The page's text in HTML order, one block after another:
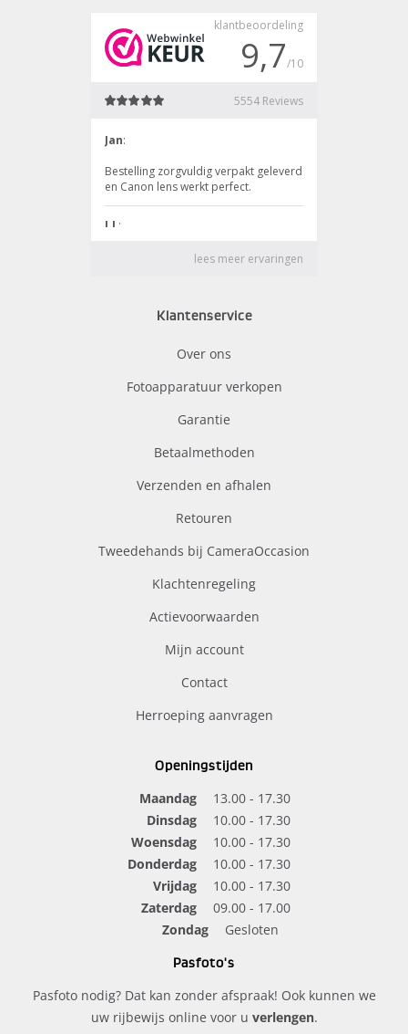
Klantenservice
Over ons
Fotoapparatuur verkopen
Garantie
Betaalmethoden
Verzenden en afhalen
Retouren
Tweedehands bij CameraOccasion
Klachtenregeling
Actievoorwaarden
Mijn account
Contact
Herroeping aanvragen
Openingstijden
Maandag
13.00 - 17.30
Dinsdag
10.00 - 17.30
Woensdag
10.00 - 17.30
Donderdag
10.00 - 17.30
Vrijdag
10.00 - 17.30
Zaterdag
09.00 - 17.00
Zondag
Gesloten
Pasfoto's
Pasfoto nodig? Dat kan zonder afspraak! Ook kunnen we
uw rijbewijs online voor u verlengen.